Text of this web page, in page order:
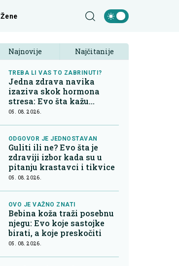
Žene
Najnovije Najčitanije
TREBA LI VAS TO ZABRINUTI?
Jedna zdrava navika
izaziva skok hormona
stresa: Evo šta kažu
endokrinolozi
05. 08. 2026.
ODGOVOR JE JEDNOSTAVAN
Guliti ili ne? Evo šta je
zdraviji izbor kada su u
pitanju krastavci i tikvice
05. 08. 2026.
OVO JE VAŽNO ZNATI
Bebina koža traži posebnu
njegu: Evo koje sastojke
birati, a koje preskočiti
05. 08. 2026.